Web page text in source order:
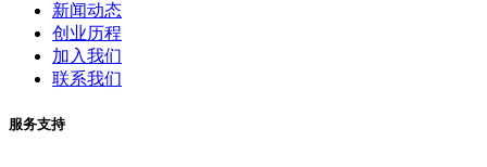
新闻动态
创业历程
加入我们
联系我们
服务支持